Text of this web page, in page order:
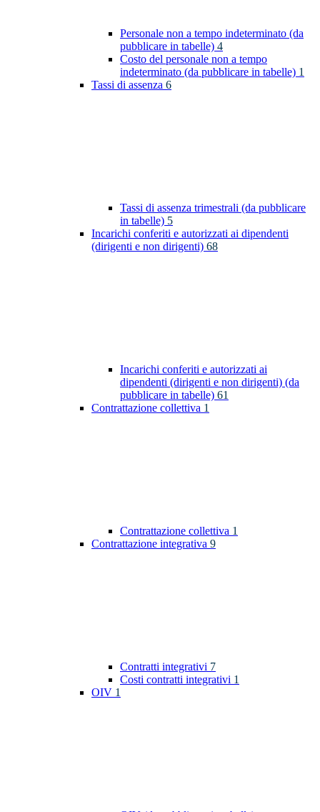
Personale non a tempo indeterminato (da
pubblicare in tabelle) 4
Costo del personale non a tempo
indeterminato (da pubblicare in tabelle) 1
Tassi di assenza 6
Tassi di assenza trimestrali (da pubblicare
in tabelle) 5
Incarichi conferiti e autorizzati ai dipendenti
(dirigenti e non dirigenti) 68
Incarichi conferiti e autorizzati ai
dipendenti (dirigenti e non dirigenti) (da
pubblicare in tabelle) 61
Contrattazione collettiva 1
Contrattazione collettiva 1
Contrattazione integrativa 9
Contratti integrativi 7
Costi contratti integrativi 1
OIV 1